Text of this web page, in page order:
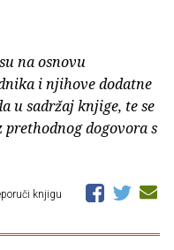
na osnovu
i njihove dodatne
u sadržaj knjige, te se
dogovora s
knjigu